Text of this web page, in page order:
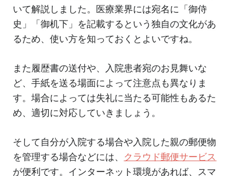
いて解説しました。医療業界には宛名に「御侍
史」「御机下」を記載するという独自の文化があ
るため、使い方を知っておくとよいですね。
また履歴書の送付や、入院患者宛のお見舞いな
ど、手紙を送る場面によって注意点も異なりま
す。場合によっては失礼に当たる可能性もあるた
め、適切に対応していきましょう。
そして自分が入院する場合や入院した親の郵便物
を管理する場合などには、 クラウド郵便サービス
が便利です。インターネット環境があれば、スマ